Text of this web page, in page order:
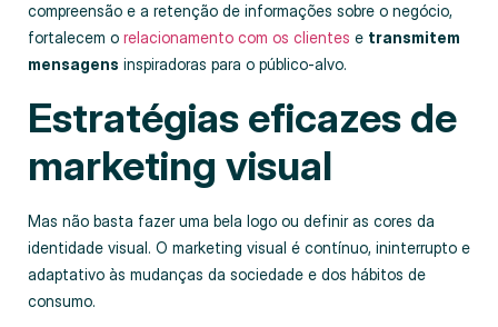
compreensão e a retenção de informações sobre o negócio,
fortalecem o relacionamento com os clientes e transmitem
mensagens inspiradoras para o público-alvo.
Estratégias eficazes de
marketing visual
Mas não basta fazer uma bela logo ou definir as cores da
identidade visual. O marketing visual é contínuo, ininterrupto e
adaptativo às mudanças da sociedade e dos hábitos de
consumo.